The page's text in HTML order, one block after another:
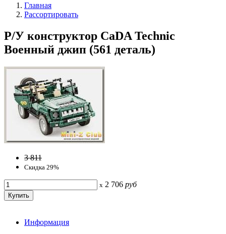
Главная
Рассортировать
Р/У конструктор CaDA Technic
Военный джип (561 деталь)
3 811
Скидка 29%
x 2 706 руб
Информация